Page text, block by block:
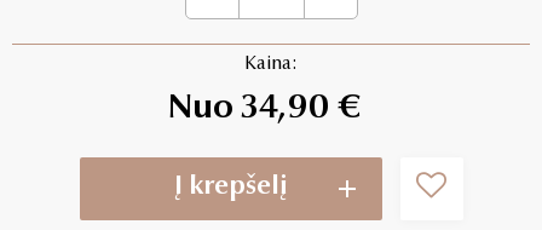
Kaina:
Nuo 34,90 €
Į krepšelį